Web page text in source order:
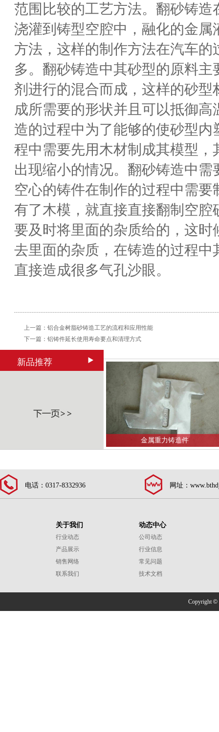
范围比较的工艺方法。翻砂铸
浇灌到铸型空腔中，融化的金
方法，这样的制作方法在汽车
多。翻砂铸造中其砂型的原料
剂进行的混合而成，这样的砂
成所需要的形状并且可以抵御
造的过程中为了能够的使砂型
程中需要先用木材制成其模型
出现缩小的情况。翻砂铸造中
空心的铸件在制作的过程中需
有了木模，就直接直接翻制空
要及时将里面的杂质给的，这
去里面的杂质，在铸造的过程
直接造成很多气孔沙眼。
上一篇： 铝合金树脂砂铸造工艺的流程和应用性能
下一篇： 铝铸件延长使用寿命要点和清理方式
新品推荐
金属重力铸造件
电话：0317-8332936 网址：
关于我们
行业动态
产品展示
销售网络
联系我们
动态中心
公司动态
行业信息
常见问题
技术文档
Copyright ©